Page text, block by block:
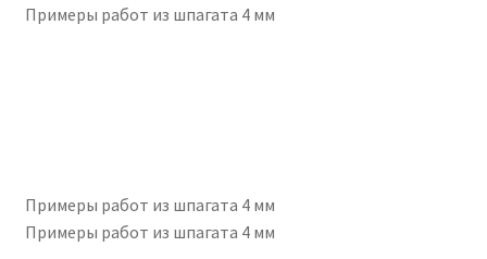
Примеры работ из шпагата 4 мм
Примеры работ из шпагата 4 мм
Примеры работ из шпагата 4 мм